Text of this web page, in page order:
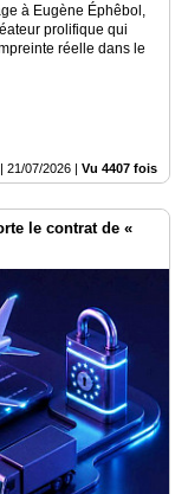
à Eugène Éphêbol,
prolifique qui
réelle dans le
| 21/07/2026 | Vu 4407 fois
le contrat de «